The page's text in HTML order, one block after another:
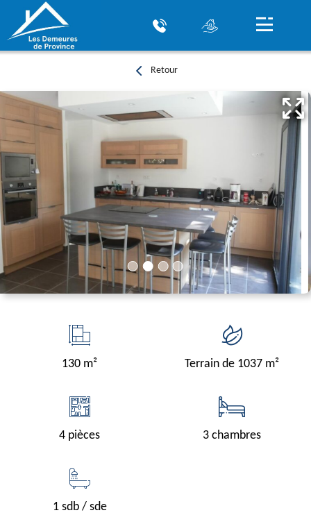
Retour
130 m² Terrain de 1037 m²
4 pièces 3 chambres
1 sdb / sde